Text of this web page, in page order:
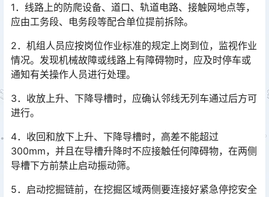
1．线路上的防爬设备、道口、轨道电路、接触网地点等，
应由工务段、电务段等配合单位提前拆除。
2．机组人员应按岗位作业标准的规定上岗到位，监视作业
情况。发现机械故障或线路上有障碍物时，应及时停车或
通知有关操作人员进行处理。
3．收放上升、下降导槽时，应确认邻线无列车通过后方可
进行。
4．收回和放下上升、下降导槽时，高差不能超过
300mm，并且在导槽升降时不应接触任何障碍物，在两侧
导槽下方前禁止启动振动筛。
5．启动挖掘链前，在挖掘区域两侧要连接好紧急停挖安全